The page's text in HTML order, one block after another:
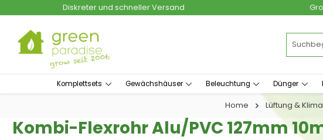
Hauptinhalt springen
Zur Suche springenDiskreter und schneller Versand
Komplettsets Gewächshäuser Beleuchtung Dünger
Home Lüftung & Klima
Kombi-Flexrohr Alu/PVC 127mm